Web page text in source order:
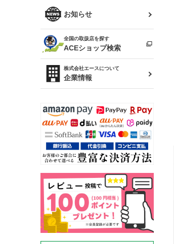
ソアラ
アルテッツァ
プロボックス
RAV4
R34 スカイライン
スカイライン
（ER34/R33/ECR33/R32）
キャラバン
ローレル
セフィーロ
ファッション小物
雑貨・ステーショナリー
ベビー用品
お知らせ
全国の取扱店を探す
ACEショップ検索
株式会社エースについて
企業情報